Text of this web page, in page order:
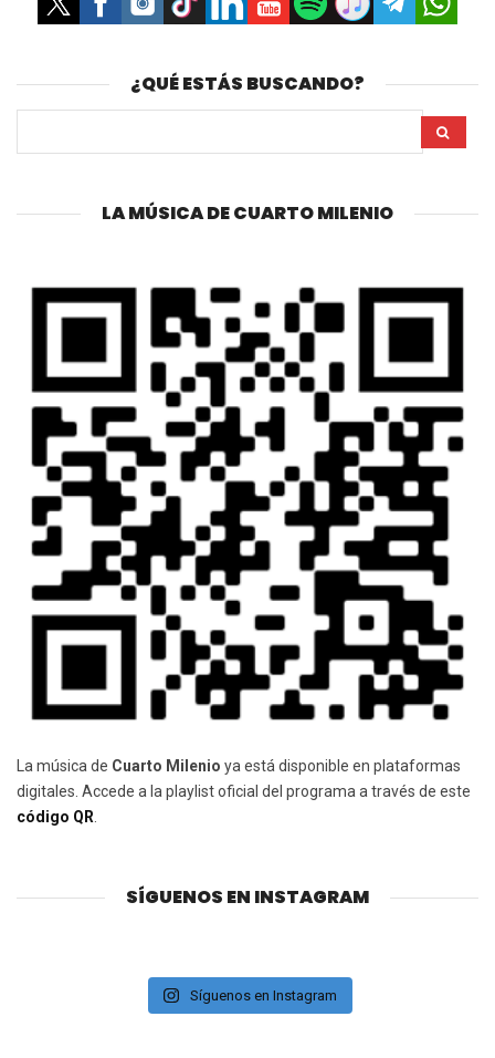
¿QUÉ ESTÁS BUSCANDO?
LA MÚSICA DE CUARTO MILENIO
La música de Cuarto Milenio ya está disponible en plataformas
digitales. Accede a la playlist oficial del programa a través de este
código QR
SÍGUENOS EN INSTAGRAM
Síguenos en Instagram